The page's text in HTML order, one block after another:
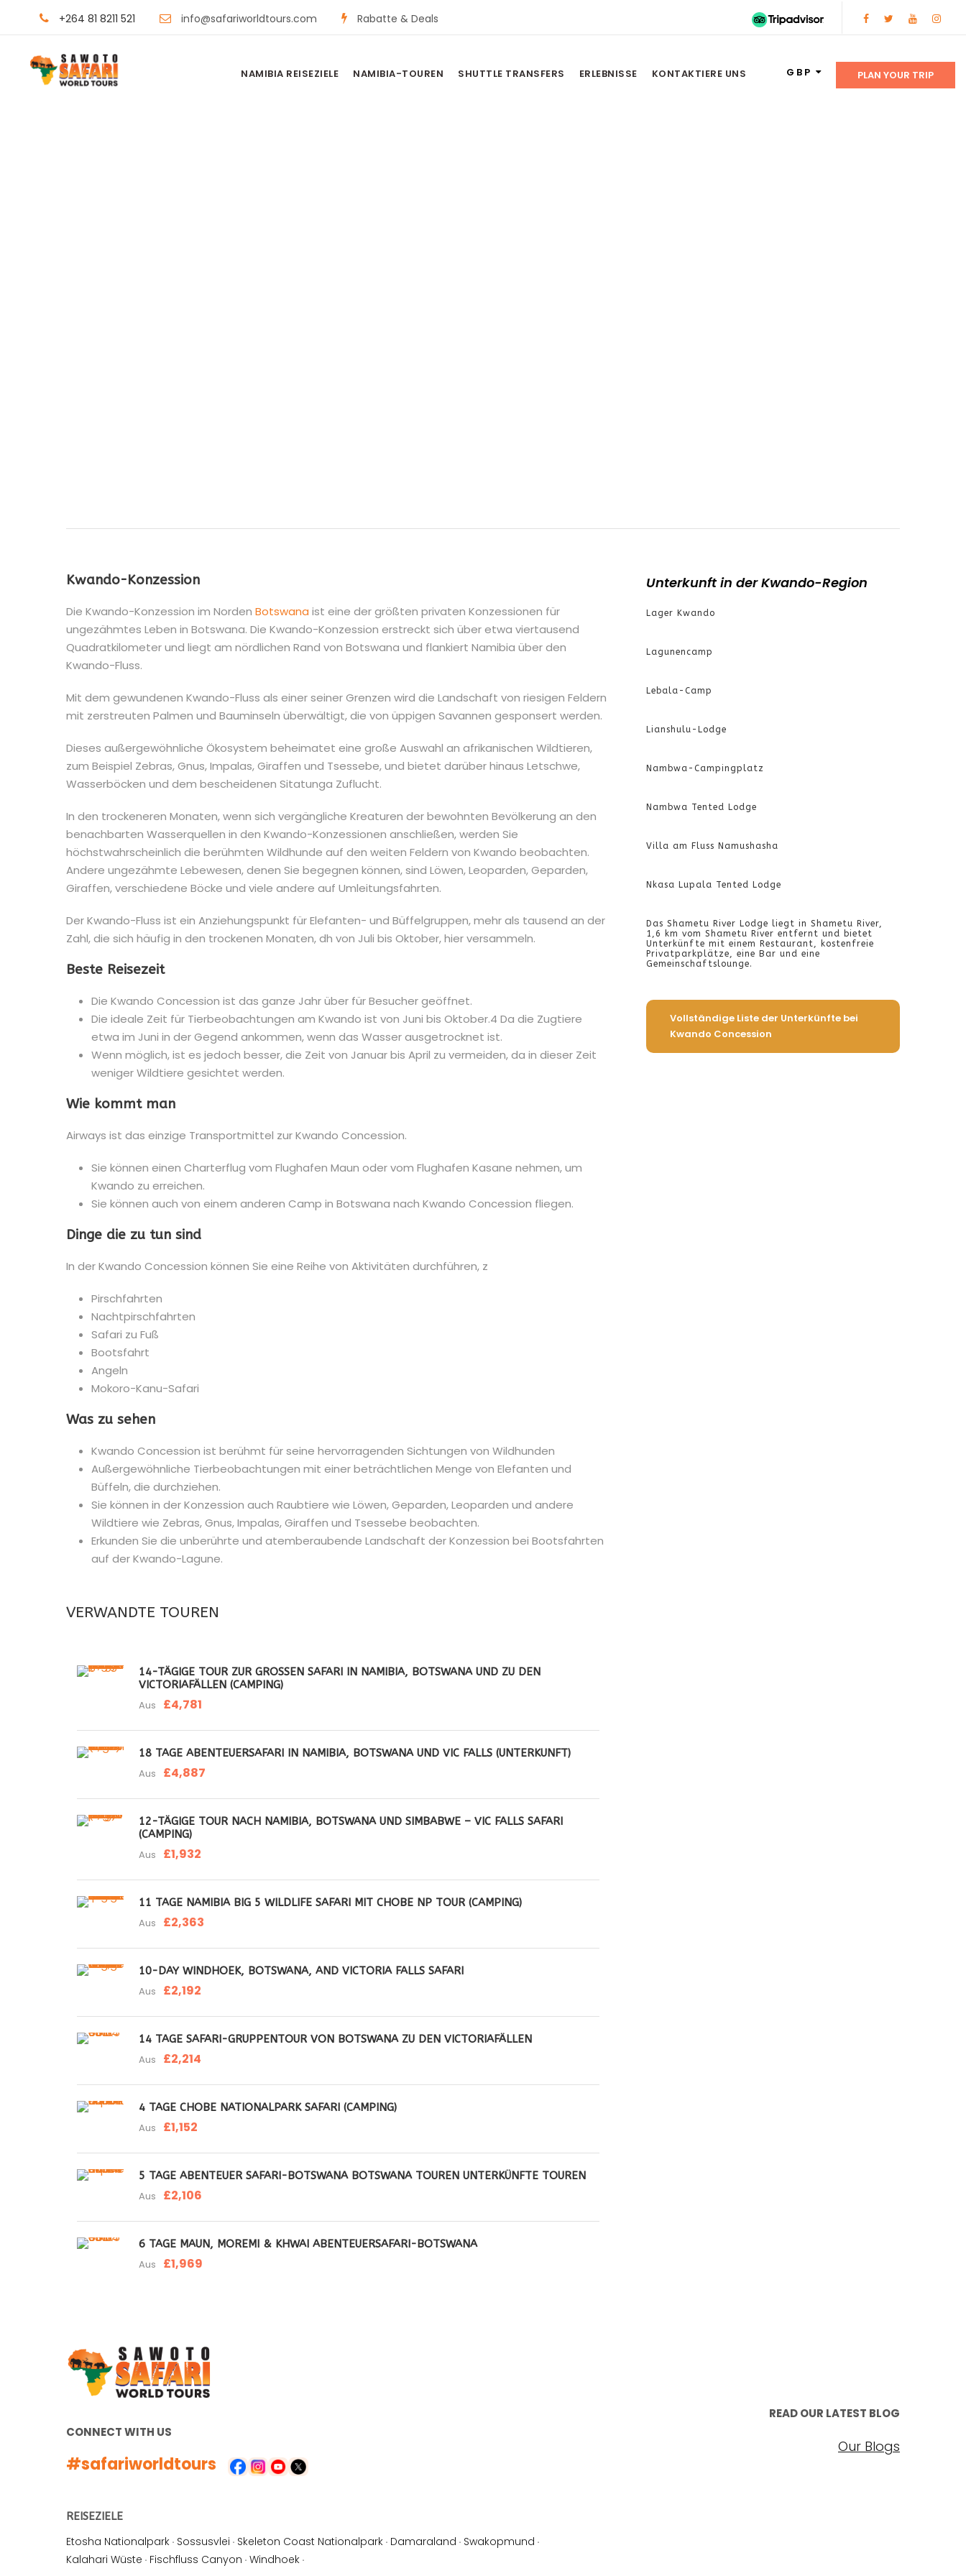
+264 81 8211 521 info@safariworldtours.com Rabatte & Deals
NAMIBIA REISEZIELE NAMIBIA-TOUREN SHUTTLE TRANSFERS ERLEBNISSE KONTAKTIERE UNS GBP PLAN YOUR TRIP
Kwando-Konzession
Die Kwando-Konzession im Norden Botswana ist eine der größten privaten Konzessionen für
ungezähmtes Leben in Botswana. Die Kwando-Konzession erstreckt sich über etwa viertausend
Quadratkilometer und liegt am nördlichen Rand von Botswana und flankiert Namibia über den
Kwando-Fluss.
Mit dem gewundenen Kwando-Fluss als einer seiner Grenzen wird die Landschaft von riesigen Feldern
mit zerstreuten Palmen und Bauminseln überwältigt, die von üppigen Savannen gesponsert werden.
Dieses außergewöhnliche Ökosystem beheimatet eine große Auswahl an afrikanischen Wildtieren,
zum Beispiel Zebras, Gnus, Impalas, Giraffen und Tsessebe, und bietet darüber hinaus Letschwe,
Wasserböcken und dem bescheidenen Sitatunga Zuflucht.
In den trockeneren Monaten, wenn sich vergängliche Kreaturen der bewohnten Bevölkerung an den
benachbarten Wasserquellen in den Kwando-Konzessionen anschließen, werden Sie
höchstwahrscheinlich die berühmten Wildhunde auf den weiten Feldern von Kwando beobachten.
Andere ungezähmte Lebewesen, denen Sie begegnen können, sind Löwen, Leoparden, Geparden,
Giraffen, verschiedene Böcke und viele andere auf Umleitungsfahrten.
Der Kwando-Fluss ist ein Anziehungspunkt für Elefanten- und Büffelgruppen, mehr als tausend an der
Zahl, die sich häufig in den trockenen Monaten, dh von Juli bis Oktober, hier versammeln.
Beste Reisezeit
Die Kwando Concession ist das ganze Jahr über für Besucher geöffnet.
Die ideale Zeit für Tierbeobachtungen am Kwando ist von Juni bis Oktober.4 Da die Zugtiere
etwa im Juni in der Gegend ankommen, wenn das Wasser ausgetrocknet ist.
Wenn möglich, ist es jedoch besser, die Zeit von Januar bis April zu vermeiden, da in dieser Zeit
weniger Wildtiere gesichtet werden.
Wie kommt man
Airways ist das einzige Transportmittel zur Kwando Concession.
Sie können einen Charterflug vom Flughafen Maun oder vom Flughafen Kasane nehmen, um
Kwando zu erreichen.
Sie können auch von einem anderen Camp in Botswana nach Kwando Concession fliegen.
Dinge die zu tun sind
In der Kwando Concession können Sie eine Reihe von Aktivitäten durchführen, z
Pirschfahrten
Nachtpirschfahrten
Safari zu Fuß
Bootsfahrt
Angeln
Mokoro-Kanu-Safari
Was zu sehen
Kwando Concession ist berühmt für seine hervorragenden Sichtungen von Wildhunden
Außergewöhnliche Tierbeobachtungen mit einer beträchtlichen Menge von Elefanten und
Büffeln, die durchziehen.
Sie können in der Konzession auch Raubtiere wie Löwen, Geparden, Leoparden und andere
Wildtiere wie Zebras, Gnus, Impalas, Giraffen und Tsessebe beobachten.
Erkunden Sie die unberührte und atemberaubende Landschaft der Konzession bei Bootsfahrten
auf der Kwando-Lagune.
VERWANDTE TOUREN
14-TÄGIGE TOUR ZUR GROSSEN SAFARI IN NAMIBIA, BOTSWANA UND ZU DEN V
ICTORIAFÄLLEN (CAMPING)
Aus £4,781
18 TAGE ABENTEUERSAFARI IN NAMIBIA, BOTSWANA UND VIC FALLS (UNTERKUNFT)
Aus £4,887
12-TÄGIGE TOUR NACH NAMIBIA, BOTSWANA UND SIMBABWE – VIC FALLS SAFARI
(CAMPING)
Aus £1,932
11 TAGE NAMIBIA BIG 5 WILDLIFE SAFARI MIT CHOBE NP TOUR (CAMPING)
Aus £2,363
10-DAY WINDHOEK, BOTSWANA, AND VICTORIA FALLS SAFARI
Aus £2,192
14 TAGE SAFARI-GRUPPENTOUR VON BOTSWANA ZU DEN VICTORIAFÄLLEN
Aus £2,214
4 TAGE CHOBE NATIONALPARK SAFARI (CAMPING)
Aus £1,152
5 TAGE ABENTEUER SAFARI-BOTSWANA BOTSWANA TOUREN UNTERKÜNFTE TOUREN
Aus £2,106
6 TAGE MAUN, MOREMI & KHWAI ABENTEUERSAFARI-BOTSWANA
Aus £1,969
Unterkunft in der Kwando-Region
Lager Kwando
Lagunencamp
Lebala-Camp
Lianshulu-Lodge
Nambwa-Campingplatz
Nambwa Tented Lodge
Villa am Fluss Namushasha
Nkasa Lupala Tented Lodge
Das Shametu River Lodge liegt in Shametu River,
1,6 km vom Shametu River entfernt und bietet
Unterkünfte mit einem Restaurant, kostenfreie
Privatparkplätze, eine Bar und eine
Gemeinschaftslounge.
Vollständige Liste der Unterkünfte bei
Kwando Concession
CONNECT WITH US
#safariworldtours
READ OUR LATEST BLOG
Our Blogs
REISEZIELE
Etosha Nationalpark · Sossusvlei · Skeleton Coast Nationalpark · Damaraland · Swakopmund ·
Kalahari Wüste · Fischfluss Canyon · Windhoek ·